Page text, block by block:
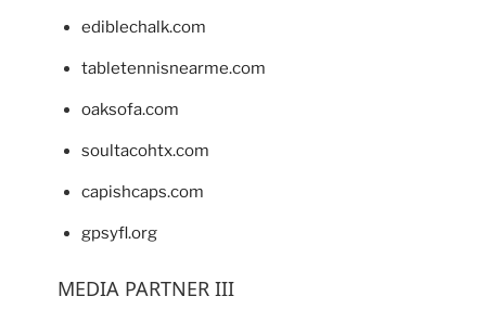
ediblechalk.com
tabletennisnearme.com
oaksofa.com
soultacohtx.com
capishcaps.com
gpsyfl.org
MEDIA PARTNER III